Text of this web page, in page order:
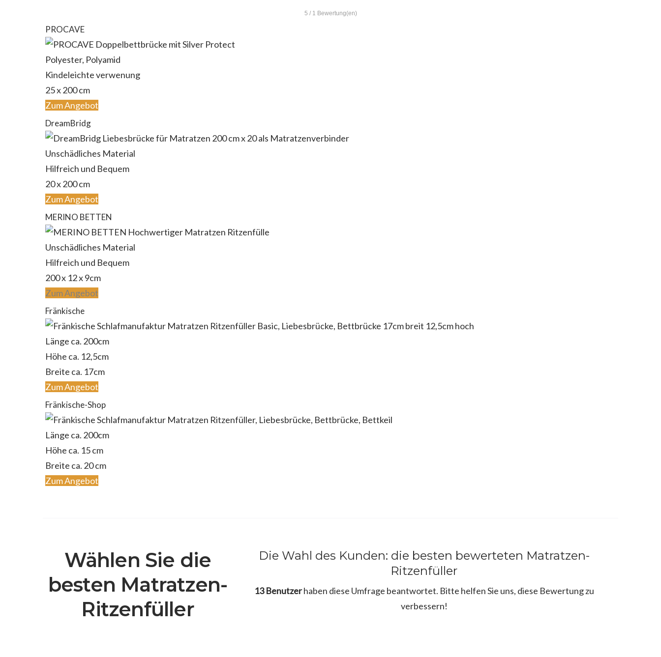
5 / 1 Bewertung(en)
PROCAVE
‎Polyester, Polyamid
Kindeleichte verwenung
25 x 200 cm
Zum Angebot
DreamBridg
Unschädliches Material
Hilfreich und Bequem
20 x 200 cm
Zum Angebot
MERINO BETTEN
Unschädliches Material
Hilfreich und Bequem
200 x 12 x 9cm
Zum Angebot
Fränkische
Länge ca. 200cm
Höhe ca. 12,5cm
Breite ca. 17cm
Zum Angebot
Fränkische-Shop
Länge ca. 200cm
Höhe ca. 15 cm
Breite ca. 20 cm
Zum Angebot
Wählen Sie die
besten Matratzen-
Ritzenfüller
Die Wahl des Kunden: die besten bewerteten Matratzen-
Ritzenfüller
13 Benutzerhaben diese Umfrage beantwortet. Bitte helfen Sie uns, diese Bewertung zu
verbessern!